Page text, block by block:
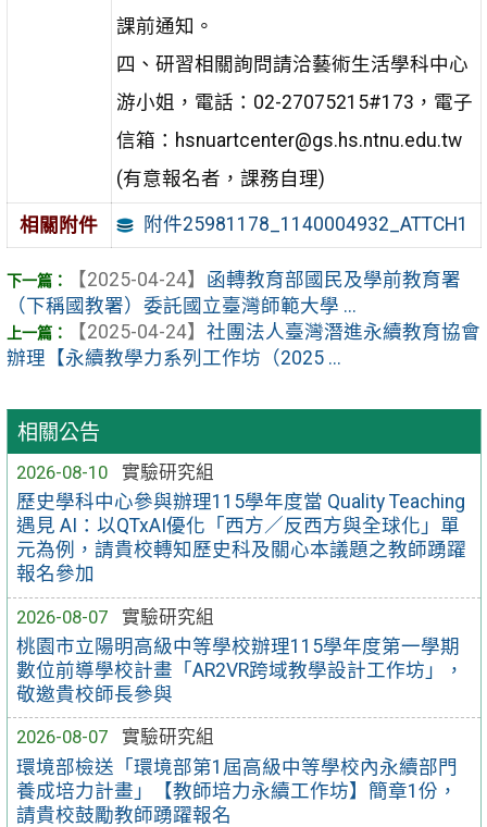
相關公告
2026-08-10
實驗研究組
歷史學科中心參與辦理115學年度當 Quality Teaching
遇見 AI：以QTxAI優化「西方／反西方與全球化」單
元為例，請貴校轉知歷史科及關心本議題之教師踴躍
報名參加
2026-08-07
實驗研究組
桃園市立陽明高級中等學校辦理115學年度第一學期
數位前導學校計畫「AR2VR跨域教學設計工作坊」，
敬邀貴校師長參與
2026-08-07
實驗研究組
環境部檢送「環境部第1屆高級中等學校內永續部門
養成培力計畫」【教師培力永續工作坊】簡章1份，
請貴校鼓勵教師踴躍報名
課前通知。
四、研習相關詢問請洽藝術生活學科中心
游小姐，電話：02-27075215#173，電子
信箱：hsnuartcenter@gs.hs.ntnu.edu.tw
(有意報名者，課務自理)
相關附件 附件25981178_1140004932_ATTCH1
【2025-04-24】 函轉教育部國民及學前教育署
（下稱國教署）委託國立臺灣師範大學 ...
【2025-04-24】 社團法人臺灣潛進永續教育協會
辦理【永續教學力系列工作坊（2025 ...